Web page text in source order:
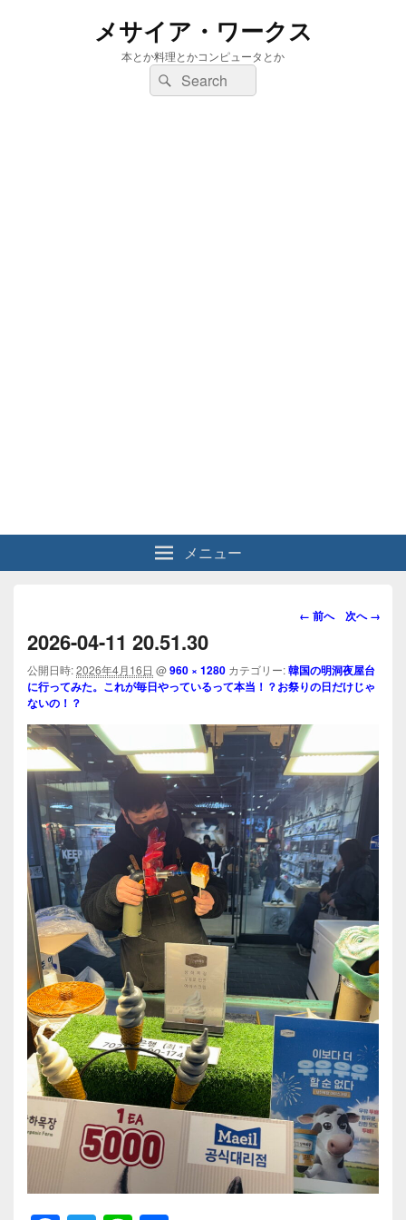
メサイア・ワークス
本とか料理とかコンピュータとか
検
索:
検
索
メニュー
画
ビ
ゲ
シ
ョ
ン
← 前へ 次へ →
2026-04-11 20.51.30
公開日時:2026年4月16日 @960 × 1280 カテゴリー:韓国の明洞夜屋台
に行ってみた。これが毎日やっているって本当！？お祭りの日だけじゃ
ないの！？